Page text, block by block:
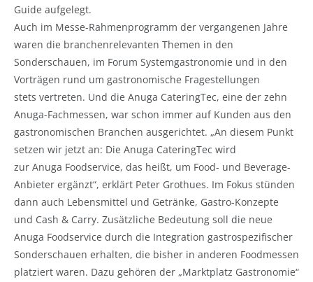
Guide aufgelegt.
Auch im Messe-Rahmenprogramm der vergangenen Jahre
waren die branchenrelevanten Themen in den
Sonderschauen, im Forum Systemgastronomie und in den
Vorträgen rund um gastronomische Fragestellungen
stets vertreten. Und die Anuga CateringTec, eine der zehn
Anuga-Fachmessen, war schon immer auf Kunden aus den
gastronomischen Branchen ausgerichtet. „An diesem Punkt
setzen wir jetzt an: Die Anuga CateringTec wird
zur Anuga Foodservice, das heißt, um Food- und Beverage-
Anbieter ergänzt“, erklärt Peter Grothues. Im Fokus stünden
dann auch Lebensmittel und Getränke, Gastro-Konzepte
und Cash & Carry. Zusätzliche Bedeutung soll die neue
Anuga Foodservice durch die Integration gastrospezifischer
Sonderschauen erhalten, die bisher in anderen Foodmessen
platziert waren. Dazu gehören der „Marktplatz Gastronomie“